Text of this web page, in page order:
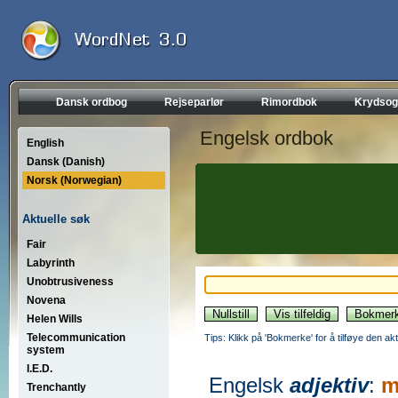
Dansk ordbog Rejseparlør Rimordbok
English
Dansk (Danish)
Norsk (Norwegian)
Aktuelle søk
Fair
Labyrinth
Unobtrusiveness
Novena
Helen Wills
Telecommunication
system
I.E.D.
Trenchantly
Engelsk ordbok
Tips: Klikk på 'Bokmerke' for å tilføye den
Engelsk adjektiv: